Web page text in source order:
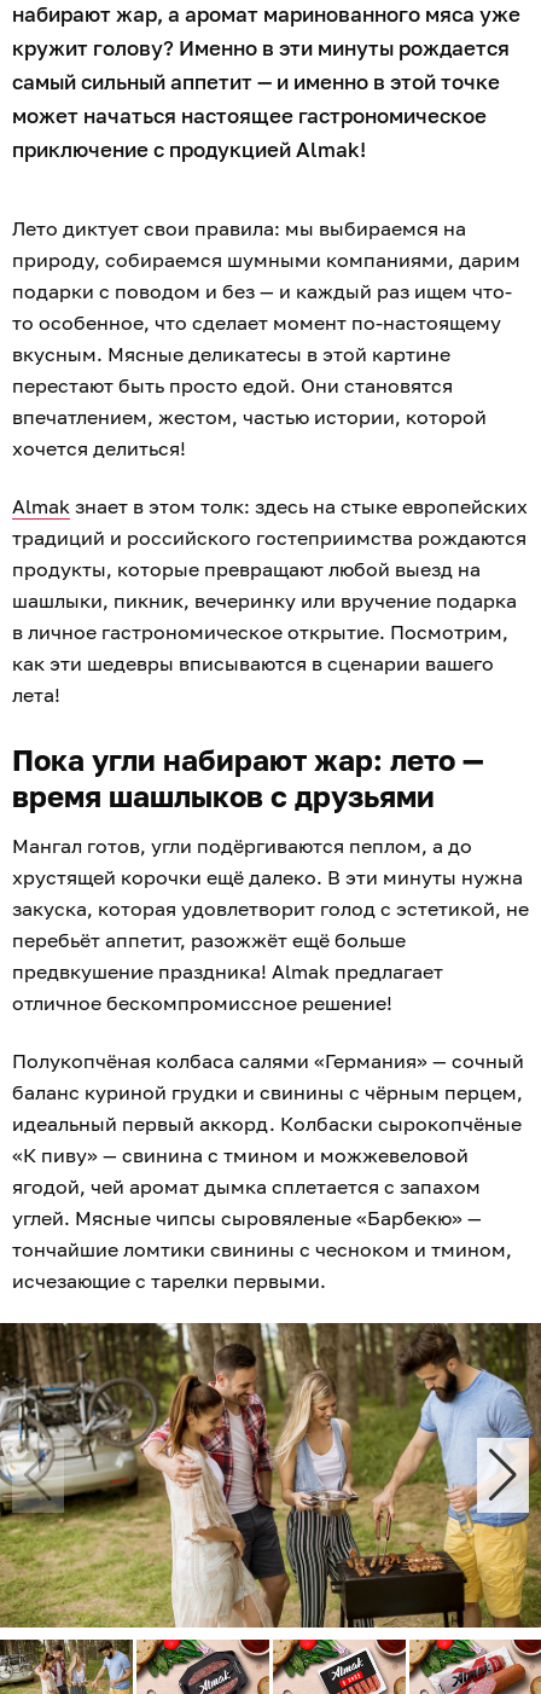
набирают жар, а аромат маринованного мяса уже
кружит голову? Именно в эти минуты рождается
самый сильный аппетит — и именно в этой точке
может начаться настоящее гастрономическое
приключение с продукцией Almak!
Лето диктует свои правила: мы выбираемся на
природу, собираемся шумными компаниями, дарим
подарки с поводом и без — и каждый раз ищем что-
то особенное, что сделает момент по-настоящему
вкусным. Мясные деликатесы в этой картине
перестают быть просто едой. Они становятся
впечатлением, жестом, частью истории, которой
хочется делиться!
Almak знает в этом толк: здесь на стыке европейских
традиций и российского гостеприимства рождаются
продукты, которые превращают любой выезд на
шашлыки, пикник, вечеринку или вручение подарка
в личное гастрономическое открытие. Посмотрим,
как эти шедевры вписываются в сценарии вашего
лета!
Пока угли набирают жар: лето —
время шашлыков с друзьями
Мангал готов, угли подёргиваются пеплом, а до
хрустящей корочки ещё далеко. В эти минуты нужна
закуска, которая удовлетворит голод с эстетикой, не
перебьёт аппетит, разожжёт ещё больше
предвкушение праздника! Almak предлагает
отличное бескомпромиссное решение!
Полукопчёная колбаса салями «Германия» — сочный
баланс куриной грудки и свинины с чёрным перцем,
идеальный первый аккорд. Колбаски сырокопчёные
«К пиву» — свинина с тмином и можжевеловой
ягодой, чей аромат дымка сплетается с запахом
углей. Мясные чипсы сыровяленые «Барбекю» —
тончайшие ломтики свинины с чесноком и тмином,
исчезающие с тарелки первыми.